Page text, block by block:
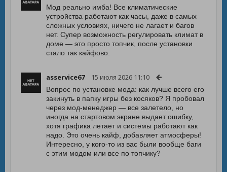
Мод реально имба! Все климатические
устройства работают как часы, даже в самых
сложных условиях, ничего не лагает и багов
нет. Супер возможность регулировать климат в
доме — это просто топчик, после установки
стало так кайфово.
asservice67 15 июля 2026 11:10
Вопрос по установке мода: как лучше всего его
закинуть в папку игры без косяков? Я пробовал
через мод-менеджер — все залетело, но
иногда на стартовом экране выдает ошибку,
хотя графика летает и системы работают как
надо. Это очень кайф, добавляет атмосферы!
Интересно, у кого-то из вас были вообще баги
с этим модом или все по топчику?